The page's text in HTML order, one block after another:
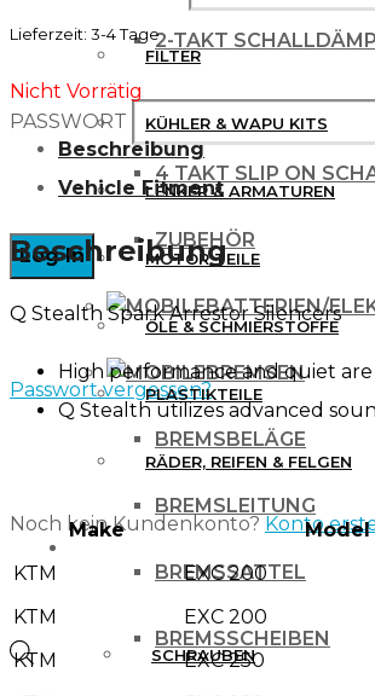
2-TAKT
4 TAKT
4 TAKT SLIP ON
ZUBEHÖR
BATTERIEN/
BREMSEN
BREMSBELÄGE
BREMSLEITUNG
BREMSSATTEL
BREMSSCHEIBEN
PASSWORT
Passwort vergessen?
Noch kein Kundenkonto? Konto
Products
FILTER
KÜHLER & WAPU KITS
LENKER & ARMATUREN
MOTOR TEILE
ÖLE & SCHMIERSTOFFE
PLASTIKTEILE
RÄDER, REIFEN & FELGEN
SCHRAUBEN
Lieferzeit: 3-4 Tage
Nicht Vorrätig
Beschreibung
Vehicle Fitment
Beschreibung
Q Stealth Spark Arrestor Silencers
High performance and quiet
Q Stealth utilizes advanced
Make Model
KTM
EXC 200
KTM
EXC 200
KTM
EXC 250